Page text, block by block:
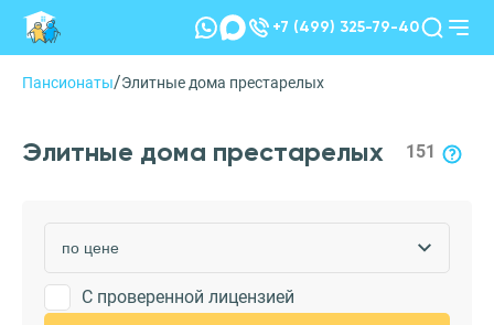
+7 (499) 325-79-40
Пансионаты/Элитные дома престарелых
Элитные дома престарелых 151
С проверенной лицензией